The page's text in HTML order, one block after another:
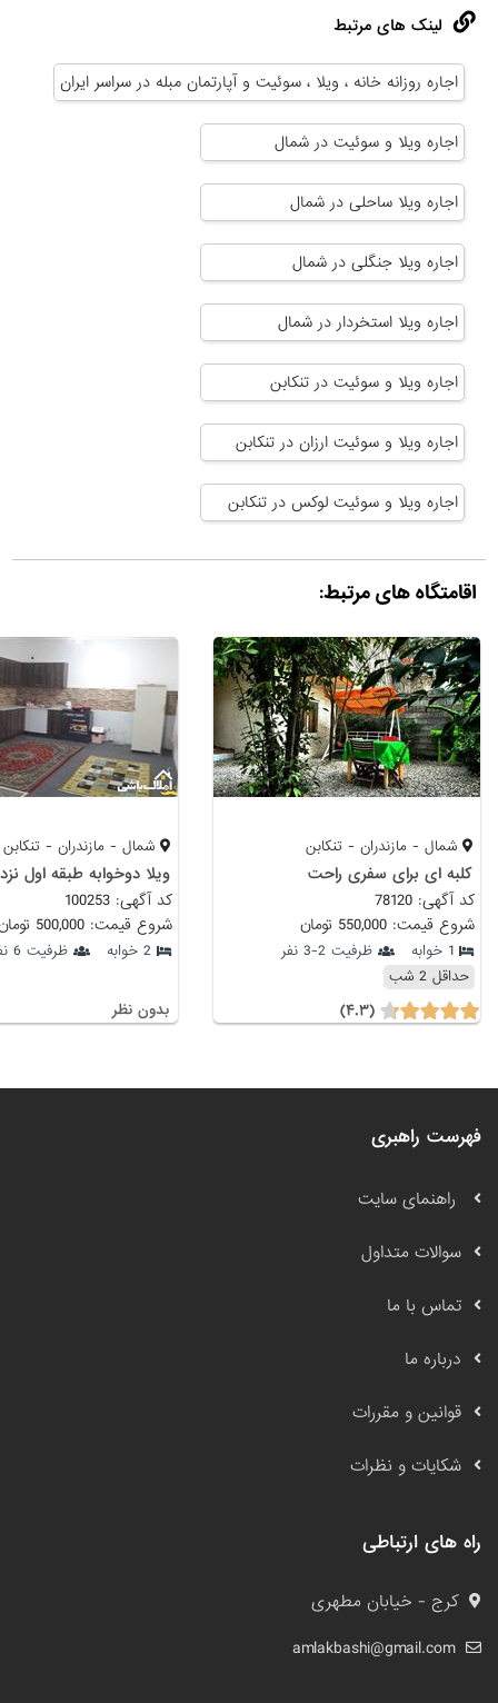
لینک های مرتبط
اجاره روزانه خانه ، ویلا ، سوئیت و آپارتمان مبله در سراسر ایران
اجاره ویلا و سوئیت در شمال
اجاره ویلا ساحلی در شمال
اجاره ویلا جنگلی در شمال
اجاره ویلا استخردار در شمال
اجاره ویلا و سوئیت در تنکابن
اجاره ویلا و سوئیت ارزان در تنکابن
اجاره ویلا و سوئیت لوکس در تنکابن
اقامتگاه های مرتبط:
شمال - مازندران - تنکابن
کلبه ای برای سفری راحت
کد آگهی: 78120
شروع قیمت: 550,000 تومان
1 خوابه
ظرفیت 2-3 نفر
حداقل 2 شب
(۴.۳)
شمال - مازندران - تنکابن
ویلا دوخوابه طبقه اول
کد آگهی: 100253
شروع قیمت: 500,000 تومان
2 خوابه ظرفیت 6 نفر
بدون نظر
فهرست راهبری
راهنمای سایت
سوالات متداول
تماس با ما
درباره ما
قوانین و مقررات
شکایات و نظرات
راه های ارتباطی
کرج - خیابان مطهری
amlakbashi@gmail.com